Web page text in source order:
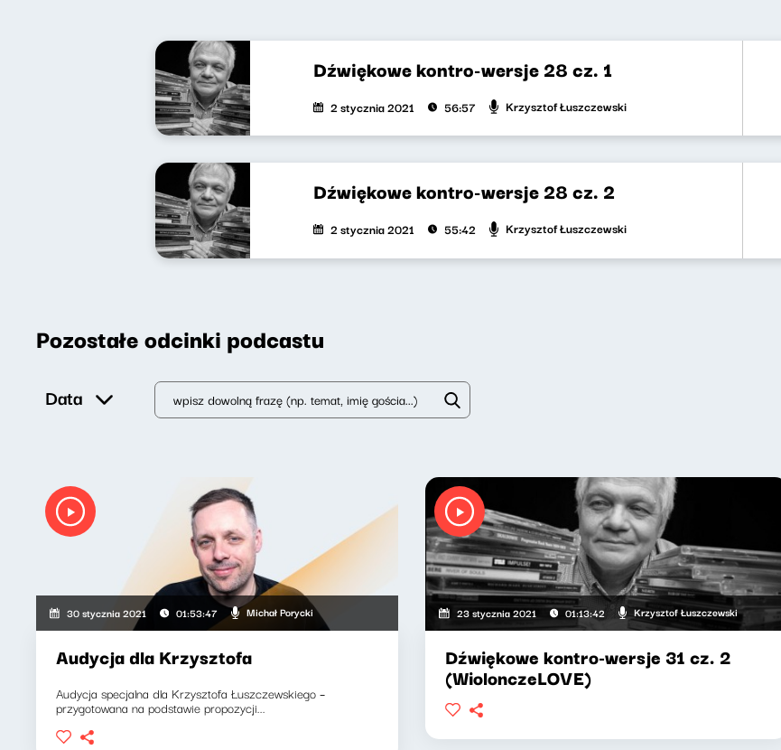
Dźwiękowe kontro-wersje 28 cz. 1
2 stycznia 2021 56:57 Krzysztof Łuszczewski
Dźwiękowe kontro-wersje 28 cz. 2
2 stycznia 2021 55:42 Krzysztof Łuszczewski
Pozostałe odcinki podcastu
Data
30 stycznia 2021 01:53:47 Michał Porycki
Audycja dla Krzysztofa
Audycja specjalna dla Krzysztofa Łuszczewskiego –
przygotowana na podstawie propozycji...
23 stycznia 2021 01:13:42 Krzysztof Łuszczewski
Dźwiękowe kontro-wersje 31 cz. 2
(WiolonczeLOVE)